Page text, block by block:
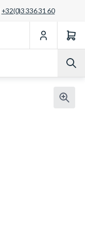
+32(0)3 336 31 60